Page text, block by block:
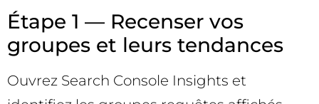
Étape 1 — Recenser vos
groupes et leurs tendances
Ouvrez Search Console Insights et